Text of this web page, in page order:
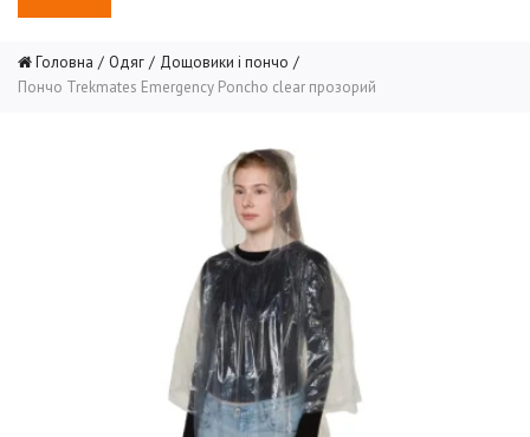
Головна Одяг
Дощовики і пончо
Пончо Trekmates Emergency Poncho clear прозорий